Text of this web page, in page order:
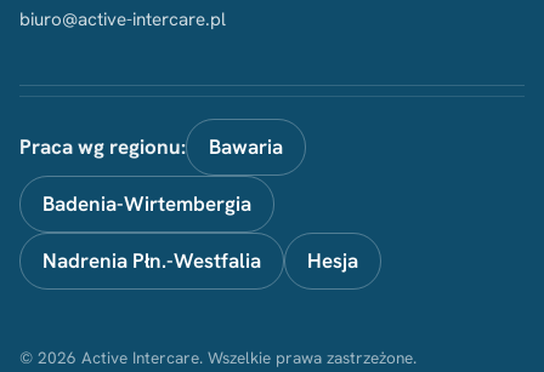
biuro@active-intercare.pl
Praca wg regionu: Bawaria
Badenia-Wirtembergia
Nadrenia Płn.-Westfalia Hesja
© 2026 Active Intercare. Wszelkie prawa zastrzeżone.